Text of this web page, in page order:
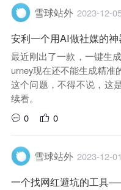
雪球站外 2023-12-
安利一个用AI做社媒的
最近刚出了一款，一键生
urney现在还不能生成精
这个问题，不得不说，这
续看。
0
0
雪球站外 2023-12-
一个找网红避坑的工具